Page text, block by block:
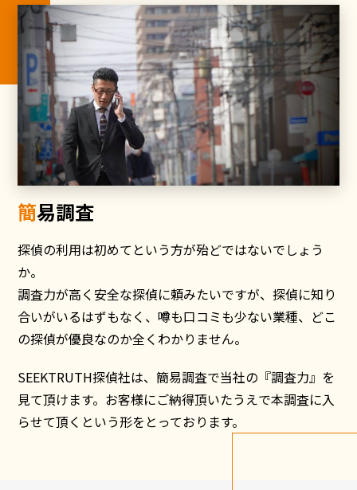
簡易調査
探偵の利用は初めてという方が殆どではないでしょう
か。
調査力が高く安全な探偵に頼みたいですが、探偵に知り
合いがいるはずもなく、噂も口コミも少ない業種、どこ
の探偵が優良なのか全くわかりません。
SEEKTRUTH探偵社は、簡易調査で当社の『調査力』を
見て頂けます。お客様にご納得頂いたうえで本調査に入
らせて頂くという形をとっております。